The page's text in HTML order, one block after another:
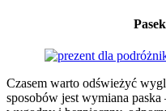
Czasem warto odświeżyć
sposobów jest wymiana